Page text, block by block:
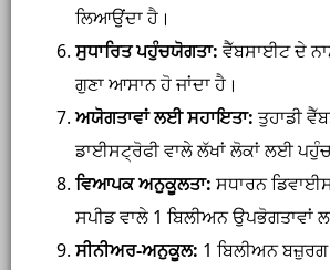
ਲਿਆਉਂਦਾ ਹੈ।
ਸੁਧਾਰਿਤ ਪਹੁੰਚਯੋਗਤਾ: ਵੈੱਬਸਾਈਟ ਦੇ
ਗੁਣਾ ਆਸਾਨ ਹੋ ਜਾਂਦਾ ਹੈ।
ਅਯੋਗਤਾਵਾਂ ਲਈ ਸਹਾਇਤਾ: ਤੁਹਾਡੀ
ਡਾਈਸਟ੍ਰੋਫੀ ਵਾਲੇ ਲੱਖਾਂ ਲੋਕਾਂ ਲਈ
ਵਿਆਪਕ ਅਨੁਕੂਲਤਾ: ਸਧਾਰਨ
ਸਪੀਡ ਵਾਲੇ 1 ਬਿਲੀਅਨ
ਸੀਨੀਅਰ-ਅਨੁਕੂਲ: 1 ਬਿਲੀਅਨ